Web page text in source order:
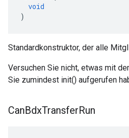
void
)
Standardkonstruktor, der alle
Versuchen Sie nicht, etwas mit
Sie zumindest init() aufgerufen
CanBdxTransferRun